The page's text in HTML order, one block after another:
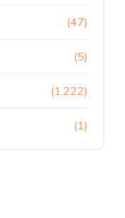
(47)
(5)
(1.222)
(1)